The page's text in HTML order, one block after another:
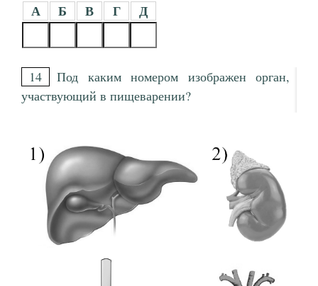
А Б В Г Д
14
Под каким номером изображен орган,
участвующий в пищеварении?